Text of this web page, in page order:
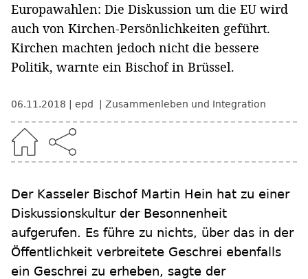
Europawahlen: Die Diskussion um die EU wird
auch von Kirchen-Persönlichkeiten geführt.
Kirchen machten jedoch nicht die bessere
Politik, warnte ein Bischof in Brüssel.
06.11.2018 epd Zusammenleben und Integration
Der Kasseler Bischof Martin Hein hat zu einer
Diskussionskultur der Besonnenheit
aufgerufen. Es führe zu nichts, über das in der
Öffentlichkeit verbreitete Geschrei ebenfalls
ein Geschrei zu erheben, sagte der